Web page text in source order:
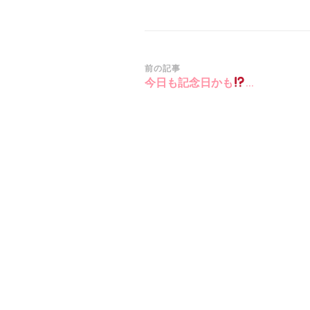
投
稿
前の記事
今日も記念日かも …